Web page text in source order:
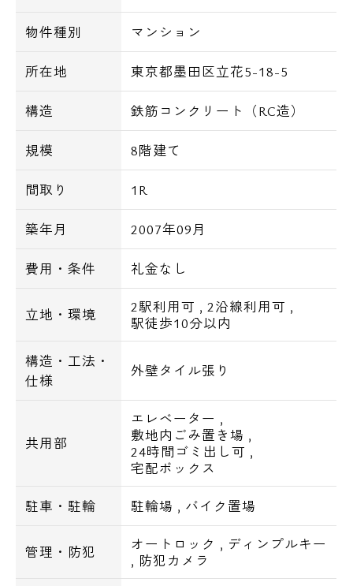
規模の大きいマンションならではの設備で御
座います。
■宅配ボックス
■メールボックス
■エレベーター
■防犯カメラ
■24時間利用可ごみ置場
■ハンズフリーカラーTVモニター付インター
ホン
■ディンプルキー
■シャワー機能付トイレ
■浴室暖房乾燥機
■システムキッチン、ガスコンロ2口
■バストイレ別
■全室フローリング
■エアコン
■フレッツ光ネクスト対応
【交通アクセス一覧】
・東武亀戸線 小村井駅徒歩6分
・京成押上線 京成曳舟駅徒歩16分
物件種別 マンション
所在地 東京都墨田区立花5-18-5
構造 鉄筋コンクリート（RC造）
規模 8階建て
間取り 1R
築年月 2007年09月
費用・条件 礼金なし
立地・環境 2駅利用可 ,2沿線利用可 ,
駅徒歩10分以内
構造・工法・
仕様
外壁タイル張り
共用部
エレベーター ,
敷地内ごみ置き場 ,
24時間ゴミ出し可 ,
宅配ボックス
駐車・駐輪 駐輪場 , バイク置場
管理・防犯 オートロック , ディンプルキー
, 防犯カメラ
電話でお問い合わせ
0120-500-529
営業時間 10：00～18：00